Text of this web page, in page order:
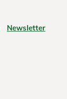
Newsletter